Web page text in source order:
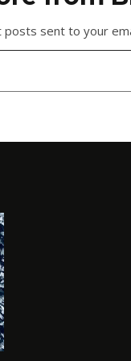
sent to your